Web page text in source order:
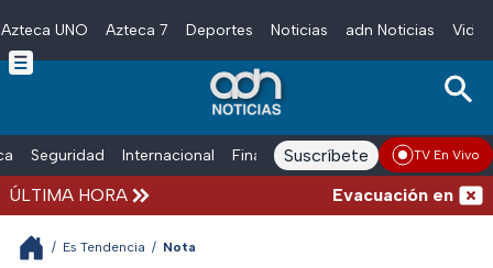
Skip to main content
Azteca UNO Azteca 7 Deportes Noticias adn Noticias
Seguridad Internacional Finanzas adn Noticias Radio
Suscríbete TV En Vivo
ÚLTIMA HORA Evacuación en la
/ Es Tendencia / Nota